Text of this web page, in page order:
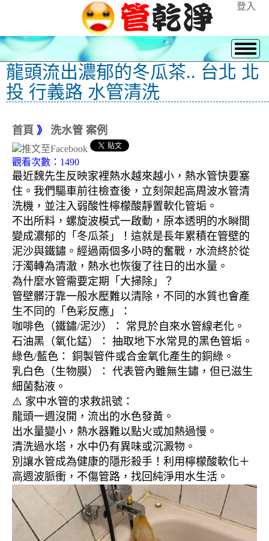
登入
龍頭流出濃郁的冬瓜茶.. 台北 北
投 行義路 水管清洗
首頁 》 洗水管 案例
觀看次數：1490
最近魏先生反映家裡熱水越來越小，熱水管快要塞
住。我們驅車前往檢查後，立刻架起高周波水管清
洗機，並注入弱酸性檸檬酸靜置軟化管垢。
不出所料，螺旋波模式一啟動，原本透明的水瞬間
變成濃郁的「冬瓜茶」！這就是長年累積在管壁的
泥沙與鐵鏽。經過兩個多小時的奮戰，水流終於從
汙濁轉為清澈，熱水也恢復了往日的出水量。
為什麼水管需要定期「大掃除」？
管壁髒汙靠一般水壓難以清除，不同的水質也會產
生不同的「色彩反應」：
咖啡色（鐵鏽/泥沙）： 常見於自來水管線老化。
石油黑（氧化錳）： 抽取地下水常見的黑色管垢。
綠色/藍色： 銅製管件或合金氧化產生的銅綠。
乳白色（生物膜）： 代表管內雖無生鏽，但已滋生
細菌黏液。
⚠️ 家中水管的求救訊號：
龍頭一週沒開，流出的水色發黃。
出水量變小，熱水器難以點火或加熱過慢。
清洗過水塔，水中仍有異味或沉澱物。
別讓水管成為健康的隱形殺手！利用檸檬酸軟化＋
高週波脈衝，不傷管路，找回純淨用水生活。